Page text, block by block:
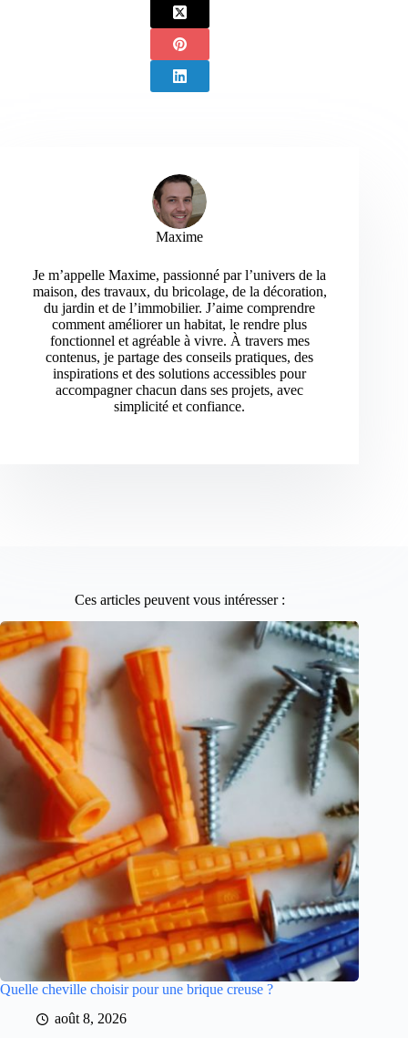
Maxime
Je m’appelle Maxime, passionné par l’univers de la
maison, des travaux, du bricolage, de la décoration,
du jardin et de l’immobilier. J’aime comprendre
comment améliorer un habitat, le rendre plus
fonctionnel et agréable à vivre. À travers mes
contenus, je partage des conseils pratiques, des
inspirations et des solutions accessibles pour
accompagner chacun dans ses projets, avec
simplicité et confiance.
Ces articles peuvent vous intéresser :
Quelle cheville choisir pour une brique creuse ?
août 8, 2026